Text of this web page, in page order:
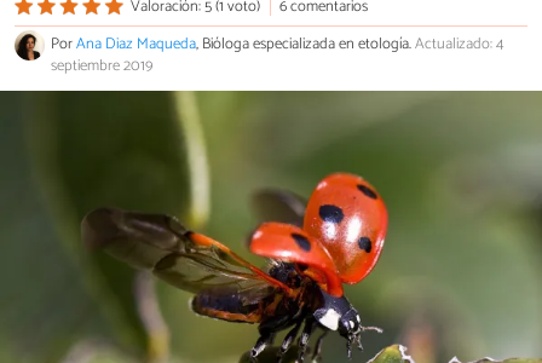
Valoración: 5 (1 voto)
6 comentarios
PorAna Diaz Maqueda, Bióloga especializada en etología.Actualizado: 4
septiembre 2019